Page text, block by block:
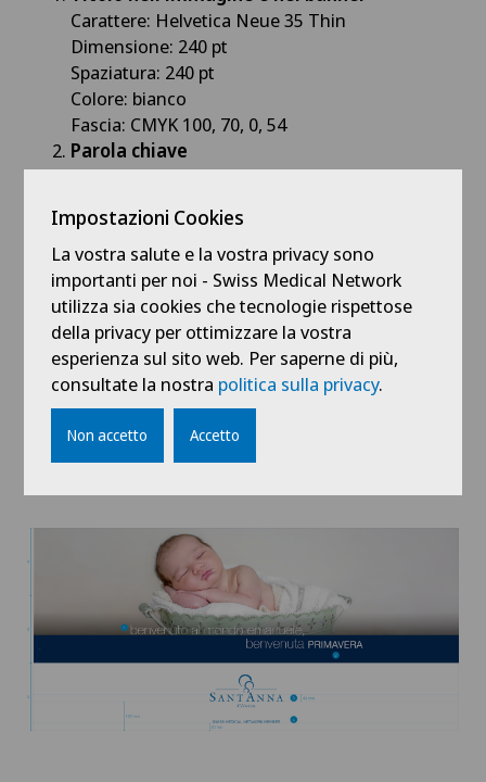
Carattere: Helvetica Neue 35 Thin
Dimensione: 240 pt
Spaziatura: 240 pt
Colore: bianco
Fascia: CMYK 100, 70, 0, 54
Parola chiave
Carattere: Helvetica Neue 55 Roman
Spaziatura: 240 pt
Colore: bianco
Una singola parola in maiuscolo
Logo della clinica
Altezza del maiuscoletto: 44 mm
Colore: CMYK 100, 47, 0, 0
Tagline
Carattere: Gotham Book, in maiuscolo
Dimensione: 65 pt
Colore: CMYK 100, 47, 0, 0
Impostazioni Cookies
La vostra salute e la vostra privacy sono
importanti per noi - Swiss Medical Network
utilizza sia cookies che tecnologie rispettose
della privacy per ottimizzare la vostra
esperienza sul sito web. Per saperne di più,
consultate la nostra politica sulla privacy.
Non accetto Accetto